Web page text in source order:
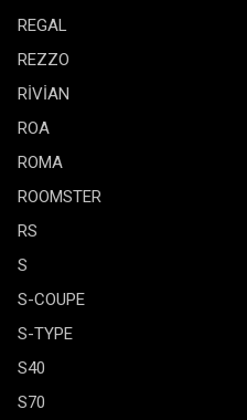
REGAL
REZZO
RİVİAN
ROA
ROMA
ROOMSTER
RS
S
S-COUPE
S-TYPE
S40
S70